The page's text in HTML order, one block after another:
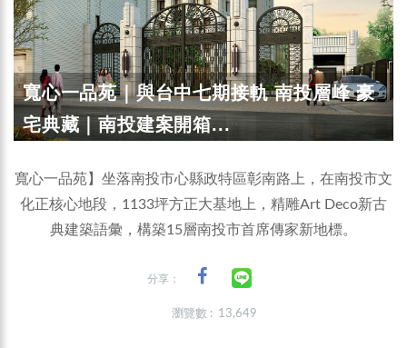
寬心一品苑｜與台中七期接軌 南投層峰 豪
宅典藏｜南投建案開箱...
寬心一品苑】坐落南投市心縣政特區彰南路上，在南投市文
化正核心地段，1133坪方正大基地上，精雕Art Deco新古
典建築語彙，構築15層南投市首席傳家新地標。
分享：
瀏覽數 : 13,649